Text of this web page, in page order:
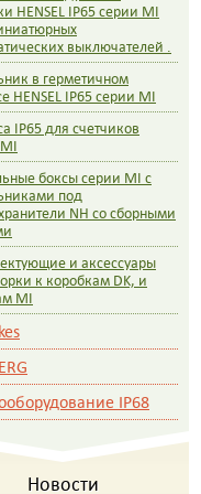
HENSEL IP65 серии MI
выключателей .
в герметичном
HENSEL IP65 серии MI
IP65 для счетчиков
боксы серии MI c
под
NH со сборными
и аксессуары
к коробкам DK, и
MI
IP68
Новости